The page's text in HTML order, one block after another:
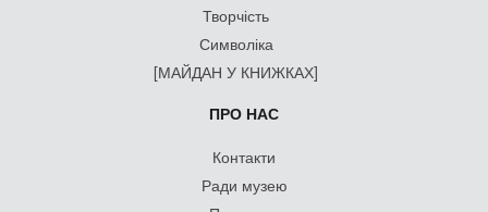
Творчість
Символіка
[МАЙДАН У КНИЖКАХ]
ПРО НАС
Контакти
Ради музею